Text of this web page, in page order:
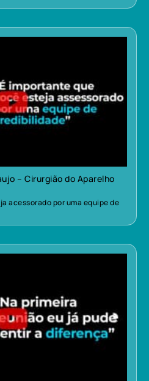
– Cirurgião do Aparelho
acessorado por uma equipe de